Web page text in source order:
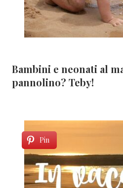
Bambini e neonati al
pannolino? Teby!
Pin